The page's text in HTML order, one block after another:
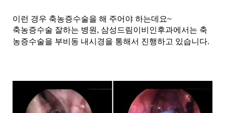
이런 경우 축농증수술을 해 주어야 하는데요~
축농증수술 잘하는 병원, 삼성드림이비인후과에서는 축
농증수술을 부비동 내시경을 통해서 진행하고 있습니다.